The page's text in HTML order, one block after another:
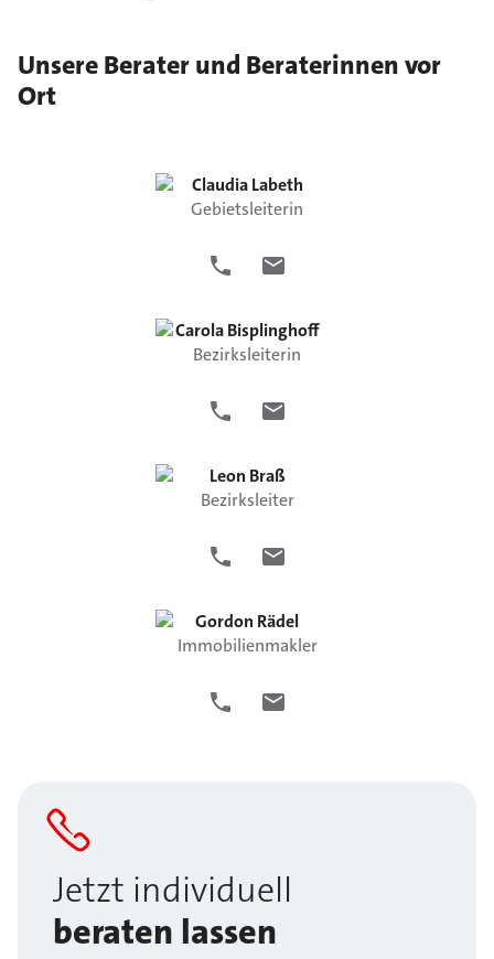
Unsere Berater und Beraterinnen vor
Ort
Claudia Labeth
Gebietsleiterin
Carola Bisplinghoff
Bezirksleiterin
Leon Braß
Bezirksleiter
Gordon Rädel
Immobilienmakler
Jetzt individuell
beraten lassen